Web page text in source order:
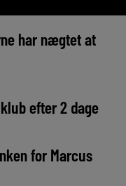
har nægtet at
efter 2 dage
for Marcus